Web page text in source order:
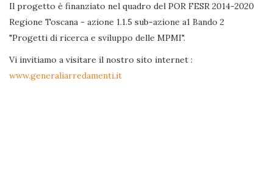
Il progetto è finanziato nel quadro del POR FESR 2014-2020
Regione Toscana - azione 1.1.5 sub-azione a1 Bando 2
"Progetti di ricerca e sviluppo delle MPMI".
Vi invitiamo a visitare il nostro sito internet :
www.generaliarredamenti.it